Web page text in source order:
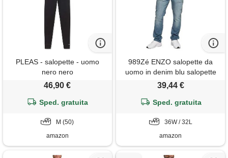
PLEAS - salopette - uomo
nero nero
46,90 €
Sped. gratuita
M (50)
amazon
989Zé ENZO salopette da
uomo in denim blu salopette
da lavoro alla moda casual
36w x 32l
39,44 €
Sped. gratuita
36W / 32L
amazon